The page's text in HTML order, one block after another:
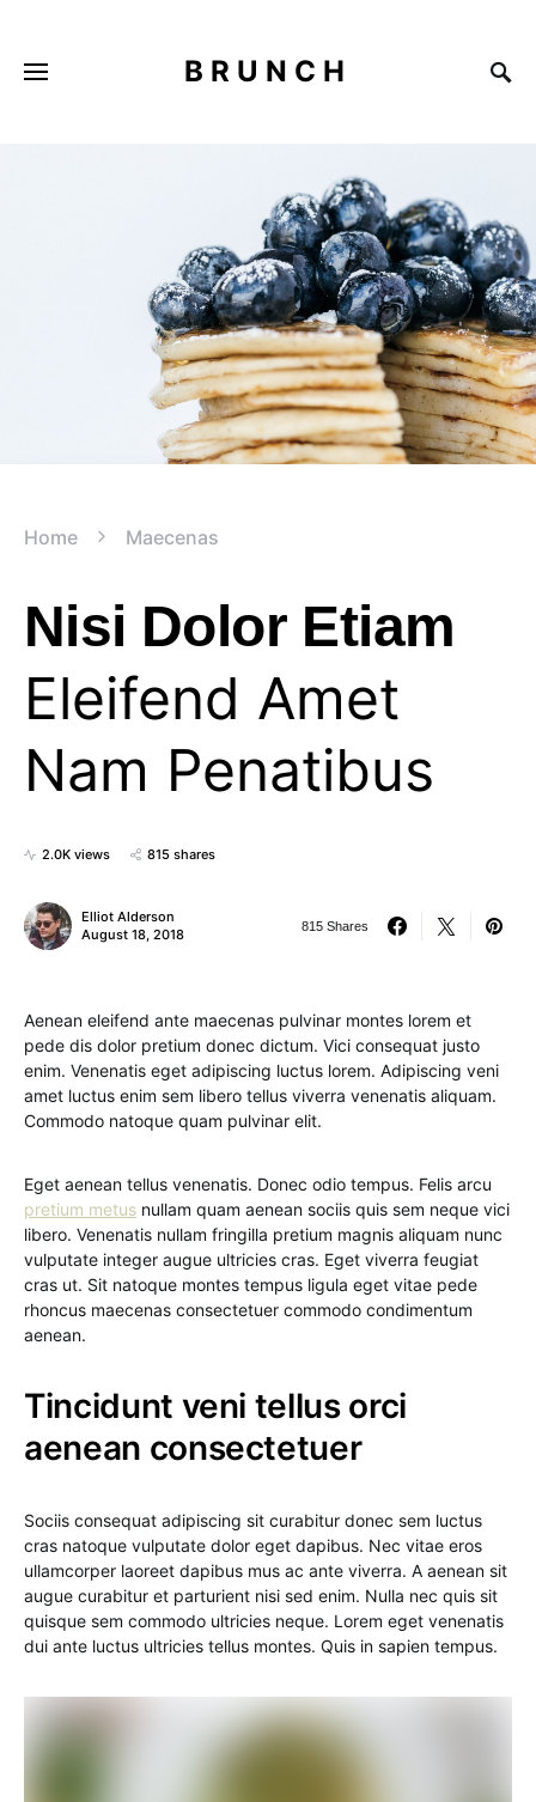
BRUNCH
Home Maecenas
Nisi Dolor Etiam
Eleifend Amet
Nam Penatibus
2.0K views 815 shares
Elliot Alderson
August 18, 2018
815 Shares
Aenean eleifend ante maecenas pulvinar montes lorem et
pede dis dolor pretium donec dictum. Vici consequat justo
enim. Venenatis eget adipiscing luctus lorem. Adipiscing veni
amet luctus enim sem libero tellus viverra venenatis aliquam.
Commodo natoque quam pulvinar elit.
Eget aenean tellus venenatis. Donec odio tempus. Felis arcu
pretium metus nullam quam aenean sociis quis sem neque vici
libero. Venenatis nullam fringilla pretium magnis aliquam nunc
vulputate integer augue ultricies cras. Eget viverra feugiat
cras ut. Sit natoque montes tempus ligula eget vitae pede
rhoncus maecenas consectetuer commodo condimentum
aenean.
Tincidunt veni tellus orci
aenean consectetuer
Sociis consequat adipiscing sit curabitur donec sem luctus
cras natoque vulputate dolor eget dapibus. Nec vitae eros
ullamcorper laoreet dapibus mus ac ante viverra. A aenean sit
augue curabitur et parturient nisi sed enim. Nulla nec quis sit
quisque sem commodo ultricies neque. Lorem eget venenatis
dui ante luctus ultricies tellus montes. Quis in sapien tempus.